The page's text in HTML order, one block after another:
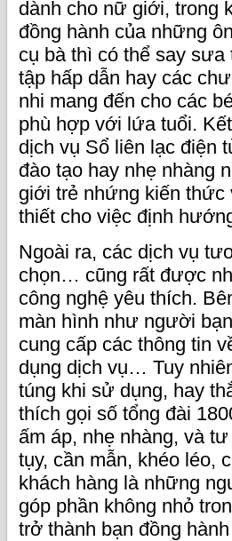
dành cho nữ giới, trong
đồng hành của những
cụ bà thì có thể say
tập hấp dẫn hay các
nhi mang đến cho các
phù hợp với lứa tuổi.
dịch vụ Sổ liên lạc điện
đào tạo hay nhẹ nhàng
giới trẻ nhứng kiến thức
thiết cho việc định
Ngoài ra, các dịch vụ
chọn… cũng rất được
công nghệ yêu thích.
màn hình như người
cung cấp các thông tin
dụng dịch vụ… Tuy
túng khi sử dụng, hay
thích gọi số tổng đài
ấm áp, nhẹ nhàng, và
tụy, cần mẫn, khéo léo,
khách hàng là những
góp phần không nhỏ
trở thành bạn đồng